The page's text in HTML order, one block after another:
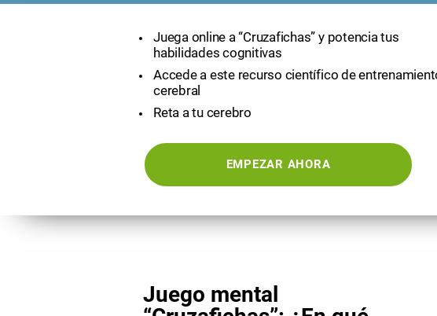
Juega online a “Cruzafichas” y potencia tus
habilidades cognitivas
Accede a este recurso científico de
cerebral
Reta a tu cerebro
EMPEZAR AHORA
Juego mental